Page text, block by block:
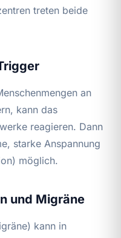
treten beide
an
kann das
reagieren. Dann
starke Anspannung
möglich.
und Migräne
kann in